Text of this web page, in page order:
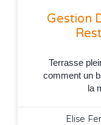
Gestion
Terrasse
comment un
la
Elise